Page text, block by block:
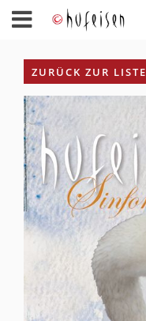
ZURÜCK ZUR LISTE